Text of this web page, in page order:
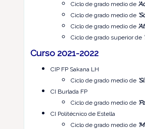
Ciclo de grado medio de
Ciclo de grado medio de
Ciclo de grado medio de
Ciclo de grado superior de
Curso 2021-2022
CIP FP Sakana LH
Ciclo de grado medio de
CI Burlada FP
Ciclo de grado medio de
CI Politécnico de Estella
Ciclo de grado medio de